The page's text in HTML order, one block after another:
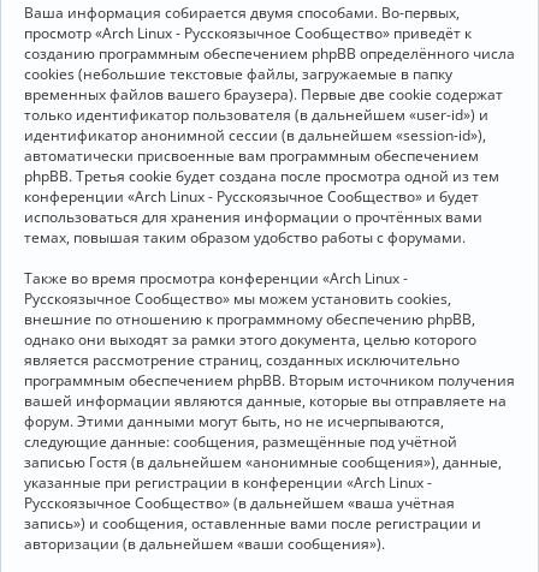
я
Ваша информация собирается двумя способами. Во-первых,
просмотр «Arch Linux - Русскоязычное Сообщество» приведёт к
созданию программным обеспечением phpBB определённого числа
cookies (небольшие текстовые файлы, загружаемые в папку
временных файлов вашего браузера). Первые две cookie содержат
только идентификатор пользователя (в дальнейшем «user-id») и
идентификатор анонимной сессии (в дальнейшем «session-id»),
автоматически присвоенные вам программным обеспечением
phpBB. Третья cookie будет создана после просмотра одной из тем
конференции «Arch Linux - Русскоязычное Сообщество» и будет
использоваться для хранения информации о прочтённых вами
темах, повышая таким образом удобство работы с форумами.
Также во время просмотра конференции «Arch Linux -
Русскоязычное Сообщество» мы можем установить cookies,
внешние по отношению к программному обеспечению phpBB,
однако они выходят за рамки этого документа, целью которого
является рассмотрение страниц, созданных исключительно
программным обеспечением phpBB. Вторым источником получения
вашей информации являются данные, которые вы отправляете на
форум. Этими данными могут быть, но не исчерпываются,
следующие данные: сообщения, размещённые под учётной
записью Гостя (в дальнейшем «анонимные сообщения»), данные,
указанные при регистрации в конференции «Arch Linux -
Русскоязычное Сообщество» (в дальнейшем «ваша учётная
запись») и сообщения, оставленные вами после регистрации и
авторизации (в дальнейшем «ваши сообщения»).